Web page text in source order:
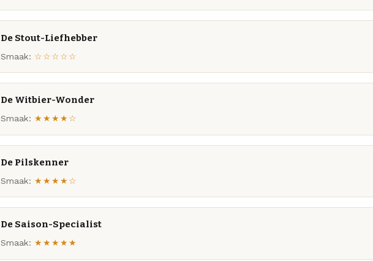
De Stout-Liefhebber
Smaak: ☆☆☆☆☆
De Witbier-Wonder
Smaak: ★★★★☆
De Pilskenner
Smaak: ★★★★☆
De Saison-Specialist
Smaak: ★★★★★